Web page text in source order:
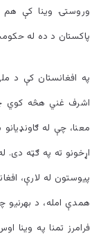
وروستۍ وینا کې هم
پاکستان د ده له
په افغانستان کې د
اشرف غني هڅه کوي
معنا، چې له
اړخونو ته په ګټه
پيوستون له لارې،
همدې امله، د بهرنیو
فرامرز تمنا په وینا